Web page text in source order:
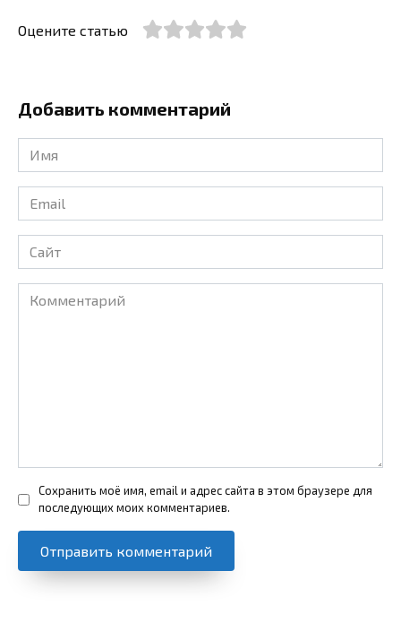
Оцените статью
Добавить комментарий
Имя
*
Email
*
Сайт
Комментарий
Сохранить моё имя, email и адрес сайта в этом браузере для
последующих моих комментариев.